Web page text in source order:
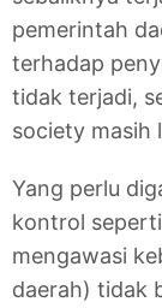
pemerintah
terhadap
tidak terjadi,
society masih
Yang perlu
kontrol
mengawasi
daerah) tidak